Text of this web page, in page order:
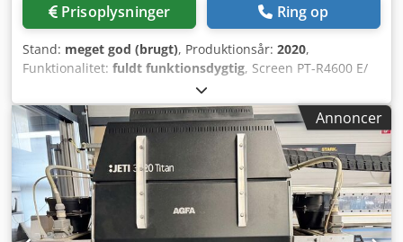
Prisoplysninger Ring op
Stand: meget god (brugt), Produktionsår: 2020,
Funktionalitet: fuldt funktionsdygtig, Screen PT-R4600 E/
Avalon N4-30 E S/N 462xxx, Dwedpfx Abexlf Rveyea 16
fiberforbundne dioder, Pladetælling: 10.792
Eksponeringstid: 1,045 timer Screen Blackbox Network
Interface EP-B101 RIP efter forespørgsel. Alle tilbud tages
med forbehold for mellemsalg.
Annoncer